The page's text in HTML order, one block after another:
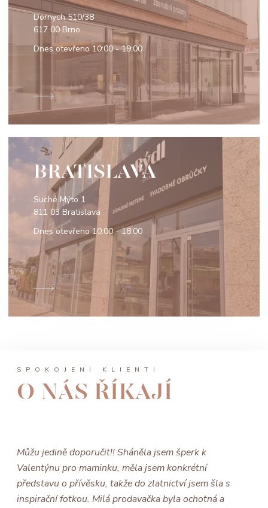
Dornych 510/38
617 00 Brno
Dnes otevřeno 10:00 - 19:00
BRATISLAVA
Suché Mýto 1
811 03 Bratislava
Dnes otevřeno10:00 - 18:00
SPOKOJENÍ KLIENTI
O NÁS ŘÍKAJÍ
Můžu jedině doporučit!! Sháněla jsem šperk k
Valentýnu pro maminku, měla jsem konkrétní
představu o přívěsku, takže do zlatnictví jsem šla s
inspirační fotkou. Milá prodavačka byla ochotná a